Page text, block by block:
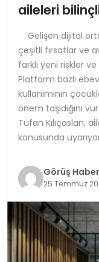
MAGAZIN
SAĞLIK
SPOR
TEKNOLOJI
YAŞAM
aileleri
Gelişen dijital
çeşitli fırsatlar ve
farklı yeni riskler
Platform bazlı
kullanımının
önem taşıdığını
Tufan Kılıçaslan,
konusunda
Görüş Haber
25 Temmuz